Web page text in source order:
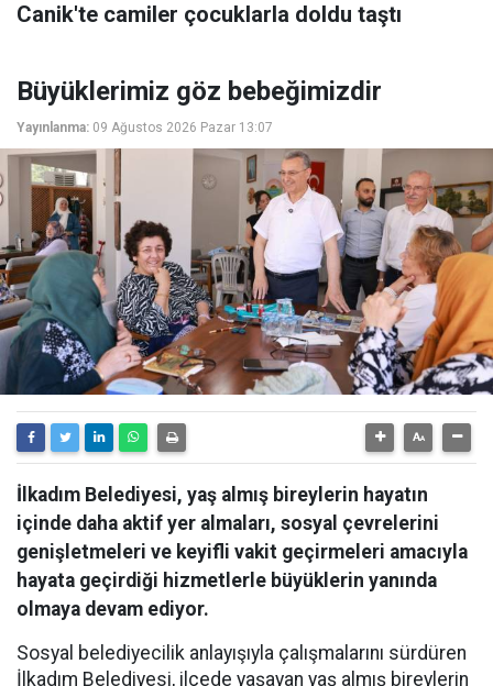
Canik'te camiler çocuklarla doldu taştı
Büyüklerimiz göz bebeğimizdir
Yayınlanma: 09 Ağustos 2026 Pazar 13:07
İlkadım Belediyesi, yaş almış bireylerin hayatın
içinde daha aktif yer almaları, sosyal çevrelerini
genişletmeleri ve keyifli vakit geçirmeleri amacıyla
hayata geçirdiği hizmetlerle büyüklerin yanında
olmaya devam ediyor.
Sosyal belediyecilik anlayışıyla çalışmalarını sürdüren
İlkadım Belediyesi, ilçede yaşayan yaş almış bireylerin